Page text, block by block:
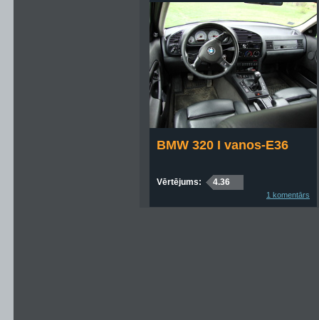
BMW 320 I vanos-E36
Vērtējums: 4.36
1 komentārs